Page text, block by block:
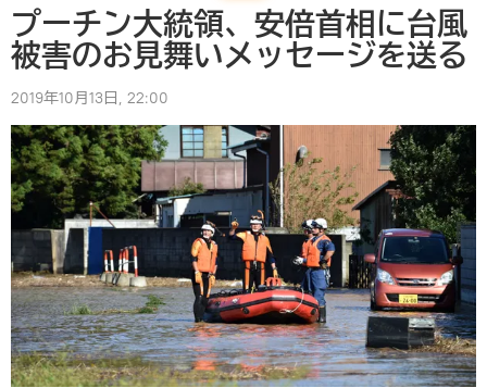
プーチン大統領、安倍首相に台風
被害のお見舞いメッセージを送る
2019年10月13日, 22:00